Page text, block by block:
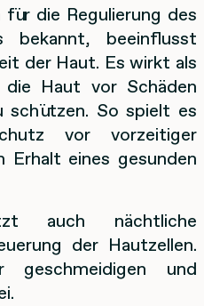
die Regulierung des
bekannt, beeinflusst
der Haut. Es wirkt als
Haut vor Schäden
schützen. So spielt es
vor vorzeitiger
Erhalt eines gesunden
auch nächtliche
der Hautzellen.
und